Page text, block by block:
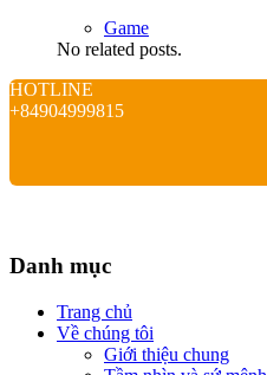
Game
No related posts.
HOTLINE
+84904999815
Danh mục
Trang chủ
Về chúng tôi
Giới thiệu chung